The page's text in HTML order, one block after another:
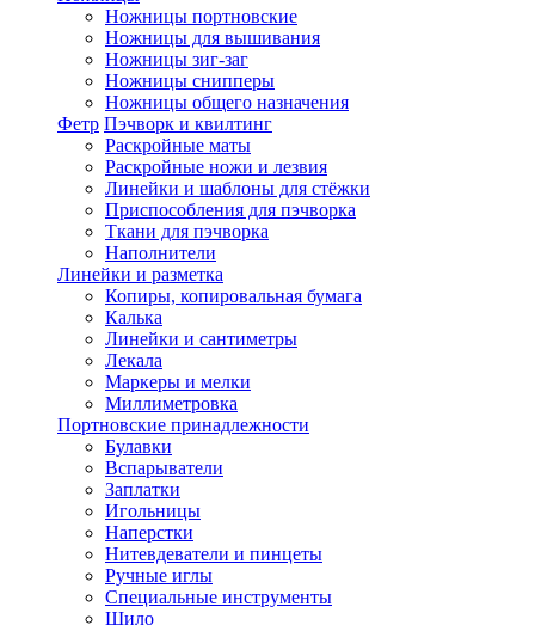
Ножницы портновские
Ножницы для вышивания
Ножницы зиг-заг
Ножницы снипперы
Ножницы общего назначения
Фетр Пэчворк и квилтинг
Раскройные маты
Раскройные ножи и лезвия
Линейки и шаблоны для стёжки
Приспособления для пэчворка
Ткани для пэчворка
Наполнители
Линейки и разметка
Копиры, копировальная бумага
Калька
Линейки и сантиметры
Лекала
Маркеры и мелки
Миллиметровка
Портновские принадлежности
Булавки
Вспарыватели
Заплатки
Игольницы
Наперстки
Нитевдеватели и пинцеты
Ручные иглы
Специальные инструменты
Шило